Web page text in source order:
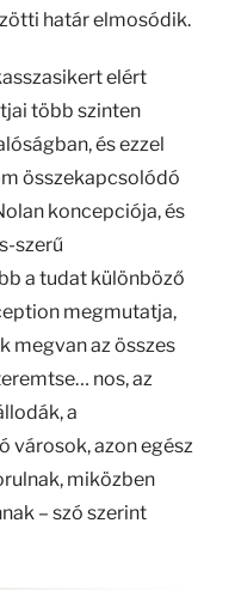
határ elmosódik.
elért
több szinten
és ezzel
összekapcsolódó
koncepciója, és
szerű
a tudat különböző
megmutatja,
megvan az összes
nos, az
a
városok, azon egész
miközben
– szó szerint